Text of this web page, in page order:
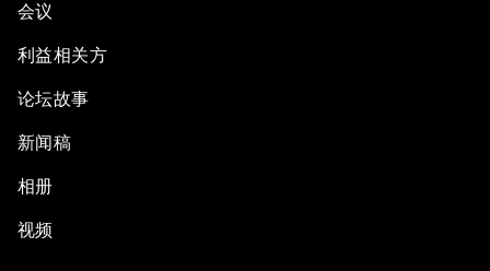
会议
利益相关方
论坛故事
新闻稿
相册
视频